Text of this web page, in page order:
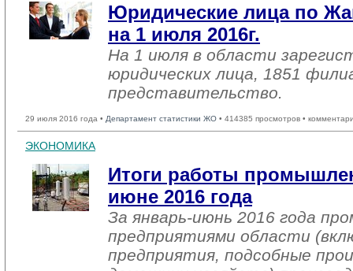
Юридические лица по
на 1 июля 2016г.
На 1 июля в области
юридических лица, 1851
представительство.
29 июля 2016 года • Департамент статистики ЖО • 414385 просмотров •
ЭКОНОМИКА
Итоги работы
июне 2016 года
За январь-июнь 2016 года
предприятиями области
предприятия, подсобные